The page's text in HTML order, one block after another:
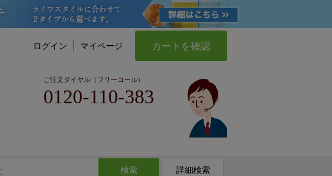
ログイン マイページ カートを確認
ご注文ダイヤル（フリーコール）
0120-110-383
検索 詳細検索